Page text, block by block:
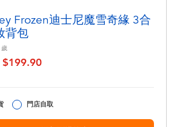
Frozen迪士尼魔雪奇緣 3合
背包
歲
$199.90
門店自取